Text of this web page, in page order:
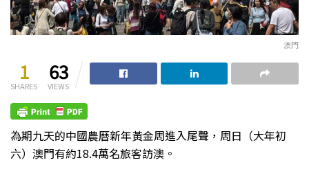
澳門
1
SHARES
63
VIEWS
為期九天的中國農曆新年黃金周進入尾聲，周日（大年初
六）澳門有約18.4萬名旅客訪澳。